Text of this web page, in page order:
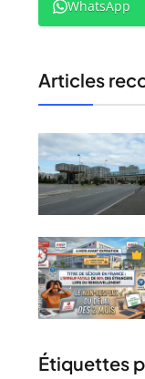
WhatsApp
Articles
Étiquettes